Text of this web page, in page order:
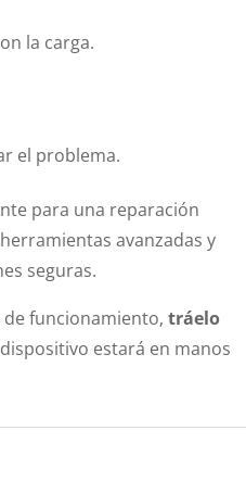
la carga.
el problema.
para una reparación
avanzadas y
seguras.
de funcionamiento,tráelo
estará en manos